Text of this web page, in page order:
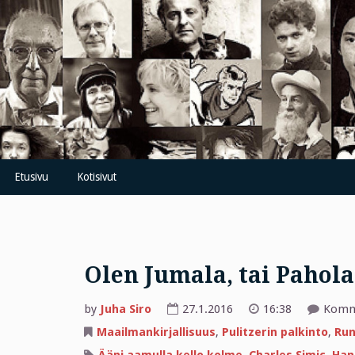
Skip
to
content
Etusivu Kotisivut
Olen Jumala, tai
by Juha Siro 27.1.2016 16:38
Maailmankirjallisuus, Pulitzerin palkinto,